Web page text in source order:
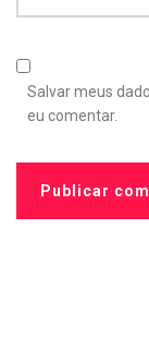
Salvar meus
eu comentar.